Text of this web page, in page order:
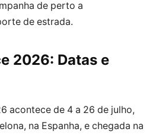
de perto a
de estrada.
2026: Datas e
acontece de 4 a 26 de julho,
na Espanha, e chegada na